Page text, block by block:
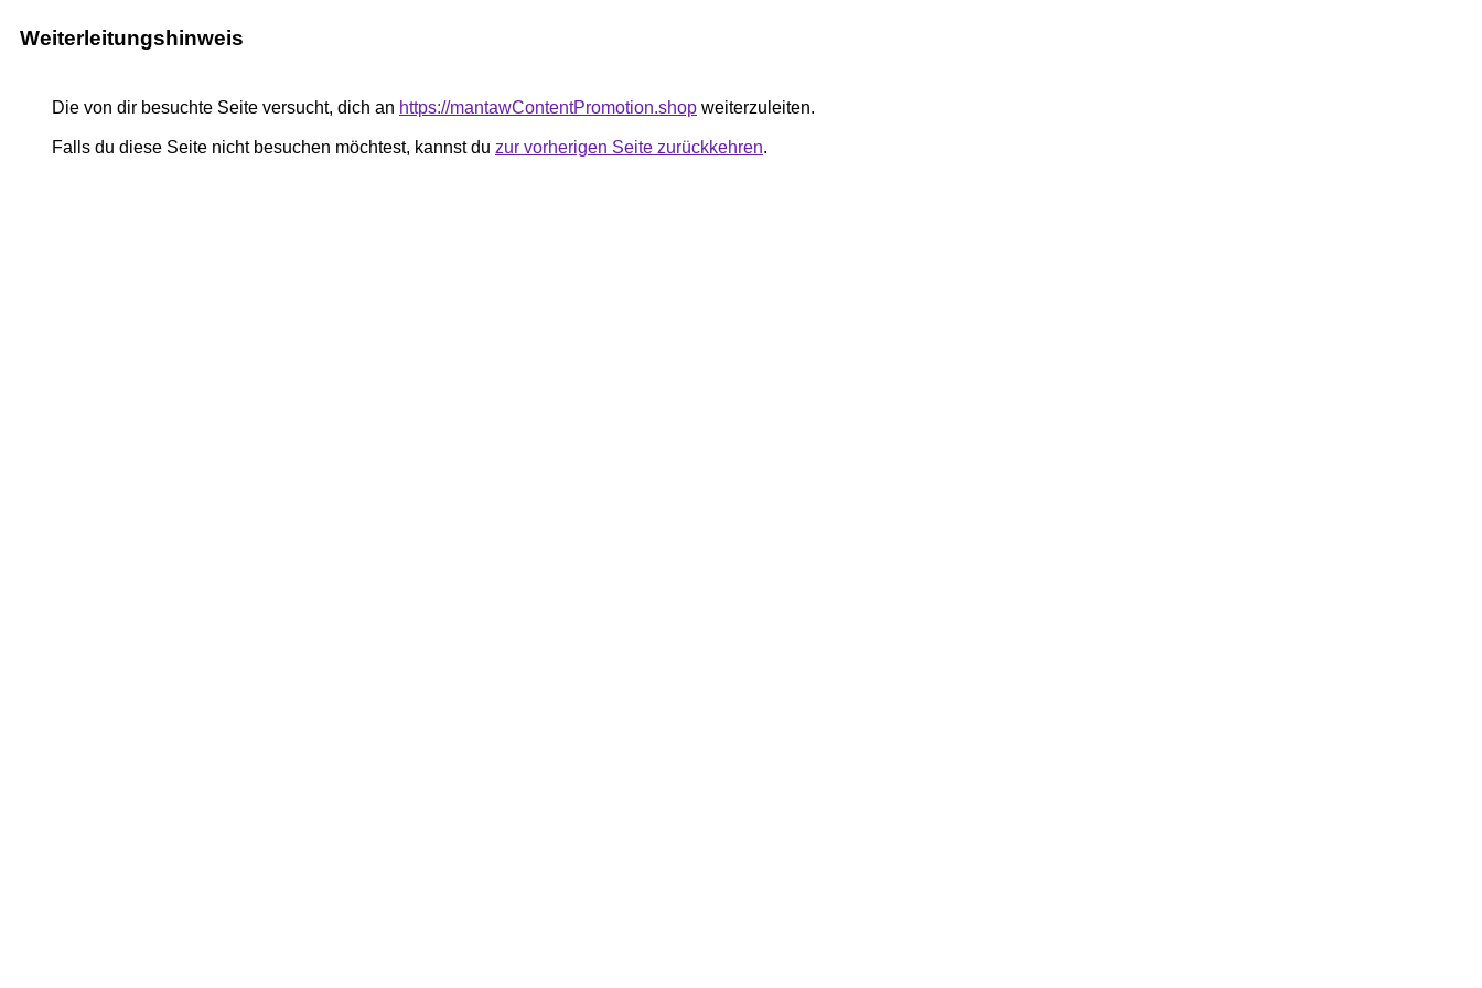
Weiterleitungshinweis
Die von dir besuchte Seite versucht, dich an https://mantawContentPromotion.shop weiterzuleiten.
Falls du diese Seite nicht besuchen möchtest, kannst du zur vorherigen Seite zurückkehren.